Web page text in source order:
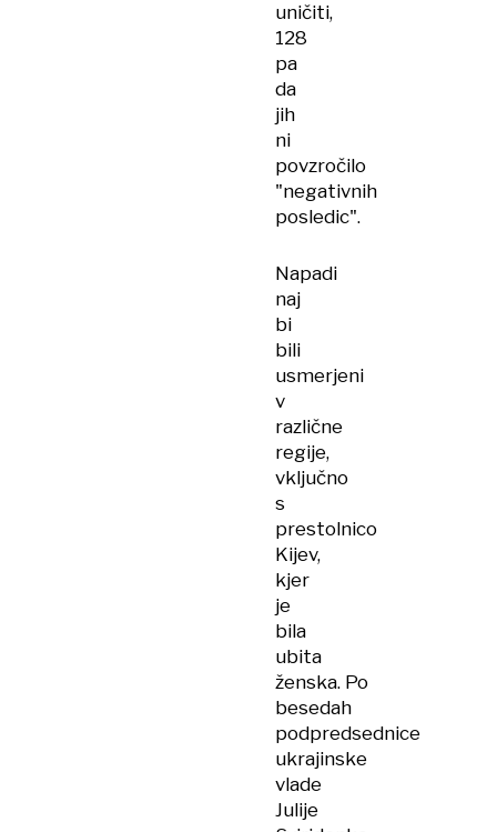
uničiti,
128
pa
da
jih
ni
povzročilo
"negativnih
posledic".
Napadi
naj
bi
bili
usmerjeni
v
različne
regije,
vključno
s
prestolnico
Kijev,
kjer
je
bila
ubita
ženska. Po
besedah
podpredsednice
ukrajinske
vlade
Julije